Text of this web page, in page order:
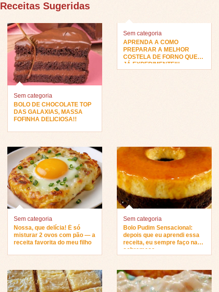
Receitas Sugeridas
Sem categoria
BOLO DE CHOCOLATE TOP
DAS GALAXIAS, MASSA
FOFINHA DELICIOSA!!
Sem categoria
APRENDA A COMO
PREPARAR A MELHOR
COSTELA DE FORNO QUE
JÁ EXPERIMENTEI!!
Sem categoria
Nossa, que delícia! É só
misturar 2 ovos com pão — a
receita favorita do meu filho
Sem categoria
Bolo Pudim Sensacional:
depois que eu aprendi essa
receita, eu sempre faço na
sobremesa…